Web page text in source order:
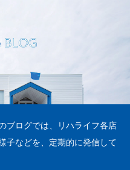
ブログでは、リハライフ各店
子などを、定期的に発信して